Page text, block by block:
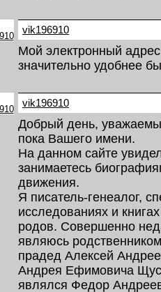
vik196910
Мой электронный
значительно удобнее
vik196910
Добрый день,
пока Вашего имени.
На данном сайте
занимаетесь
движения.
Я писатель-генеалог,
исследованиях и
родов. Совершенно
являюсь
прадед Алексей
Андрея Ефимовича
являлся Федор